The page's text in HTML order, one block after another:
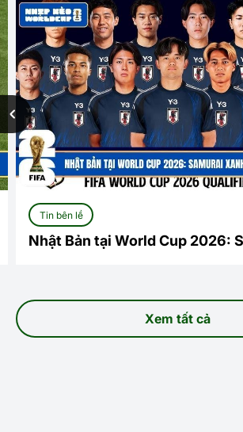
Xem tất cả
Tin bên lề
Nhật Bản tại World Cup 2026: